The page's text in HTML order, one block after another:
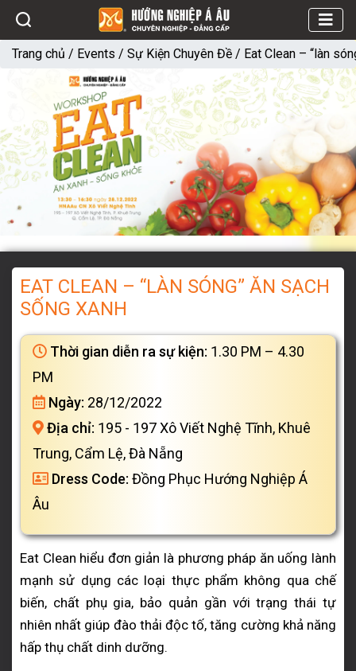
Trang chủ / Events / Sự Kiện Chuyên Đề / Eat Clean – “làn
EAT CLEAN – “LÀN SÓNG” ĂN SẠCH
SỐNG XANH
Thời gian diễn ra sự kiện: 1.30 PM – 4.30
PM
Ngày: 28/12/2022
Địa chỉ: 195 - 197 Xô Viết Nghệ Tĩnh, Khuê
Trung, Cẩm Lệ, Đà Nẵng
Dress Code: Đồng Phục Hướng Nghiệp Á
Âu
Eat Clean hiểu đơn giản là phương pháp ăn uống lành
mạnh sử dụng các loại thực phẩm không qua chế
biến, chất phụ gia, bảo quản gần với trạng thái tự
nhiên nhất giúp đào thải độc tố, tăng cường khả năng
hấp thụ chất dinh dưỡng.